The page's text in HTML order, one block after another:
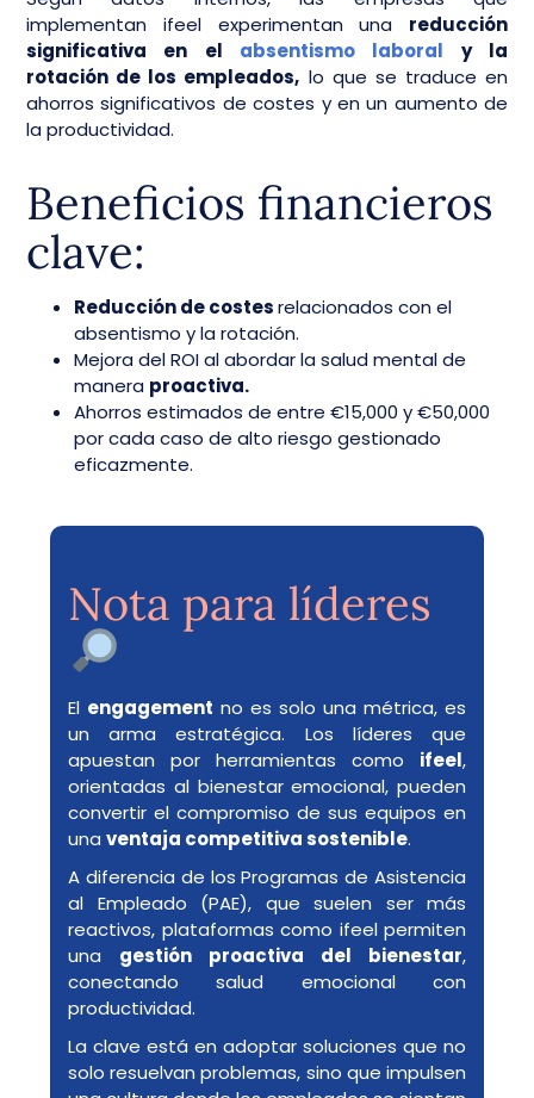
implementan ifeel experimentan una reducción
significativa en el absentismo laboral y la
rotación de los empleados, lo que se traduce en
ahorros significativos de costes y en un aumento de
la productividad.
Beneficios financieros
clave:
Reducción de costesrelacionados con el
absentismo y la rotación.
Mejora del ROI al abordar la salud mental de
manera proactiva.
Ahorros estimados de entre €15,000 y €50,000
por cada caso de alto riesgo gestionado
eficazmente.
Nota para líderes
El engagement no es solo una métrica, es
un arma estratégica. Los líderes que
apuestan por herramientas como ifeel,
orientadas al bienestar emocional, pueden
convertir el compromiso de sus equipos en
una ventaja competitiva sostenible.
A diferencia de los Programas de Asistencia
al Empleado (PAE), que suelen ser más
reactivos, plataformas como ifeel permiten
una gestión proactiva del bienestar,
conectando salud emocional con
productividad.
La clave está en adoptar soluciones que no
solo resuelvan problemas, sino que impulsen